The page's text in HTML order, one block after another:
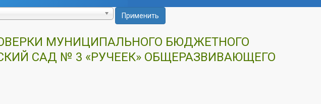
Применить
МУНИЦИПАЛЬНОГО БЮДЖЕТНОГО
САД № 3 «РУЧЕЕК» ОБЩЕРАЗВИВАЮЩЕГО